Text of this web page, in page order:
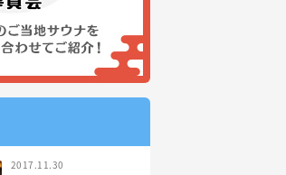
2017.11.30